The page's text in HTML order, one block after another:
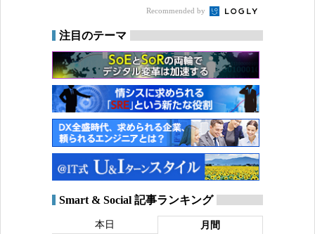
Recommended by
注目のテーマ
Smart & Social 記事ランキング
本日 月間